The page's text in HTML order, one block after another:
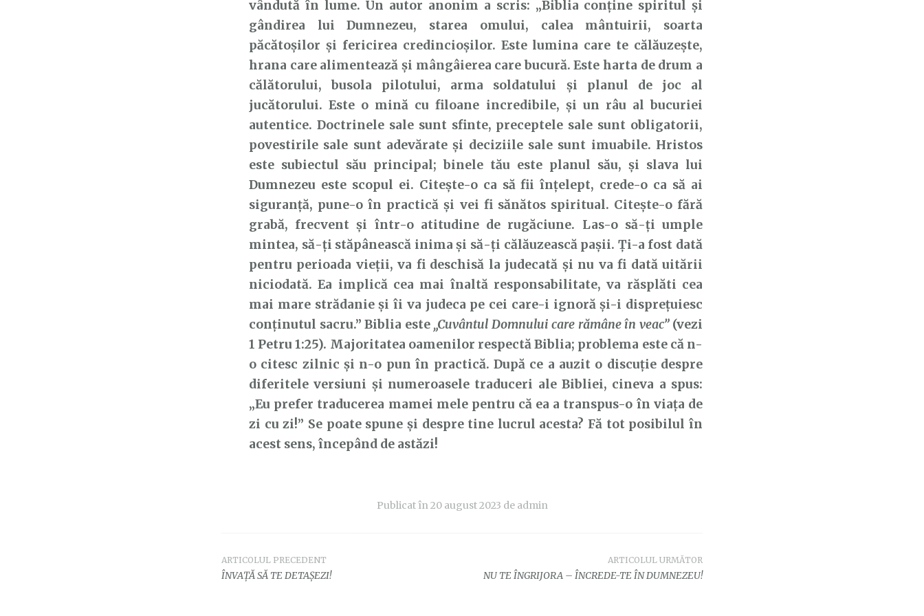
vândută în lume. Un autor anonim a scris: „Biblia conține spiritul și
gândirea lui Dumnezeu, starea omului, calea mântuirii, soarta
păcătoșilor și fericirea credincioșilor. Este lumina care te călăuzește,
hrana care alimentează și mângâierea care bucură. Este harta de drum a
călătorului, busola pilotului, arma soldatului și planul de joc al
jucătorului. Este o mină cu filoane incredibile, și un râu al bucuriei
autentice. Doctrinele sale sunt sfinte, preceptele sale sunt obligatorii,
povestirile sale sunt adevărate și deciziile sale sunt imuabile. Hristos
este subiectul său principal; binele tău este planul său, și slava lui
Dumnezeu este scopul ei. Citește-o ca să fii înțelept, crede-o ca să ai
siguranță, pune-o în practică și vei fi sănătos spiritual. Citește-o fără
grabă, frecvent și într-o atitudine de rugăciune. Las-o să-ți umple
mintea, să-ți stăpânească inima și să-ți călăuzească pașii. Ți-a fost dată
pentru perioada vieții, va fi deschisă la judecată și nu va fi dată uitării
niciodată. Ea implică cea mai înaltă responsabilitate, va răsplăti cea
mai mare strădanie și îi va judeca pe cei care-i ignoră și-i disprețuiesc
conținutul sacru.” Biblia este „Cuvântul Domnului care rămâne în veac” (vezi
1 Petru 1:25). Majoritatea oamenilor respectă Biblia; problema este că n-
o citesc zilnic și n-o pun în practică. După ce a auzit o discuție despre
diferitele versiuni și numeroasele traduceri ale Bibliei, cineva a spus:
„Eu prefer traducerea mamei mele pentru că ea a transpus-o în viața de
zi cu zi!” Se poate spune și despre tine lucrul acesta? Fă tot posibilul în
acest sens, începând de astăzi!
Publicat în20 august 2023 de admin
Navigare
ARTICOLUL PRECEDENT
ÎNVAȚĂ SĂ TE DETAȘEZI!
ARTICOLUL URMĂTOR
NU TE ÎNGRIJORA – ÎNCREDE-TE ÎN DUMNEZEU!